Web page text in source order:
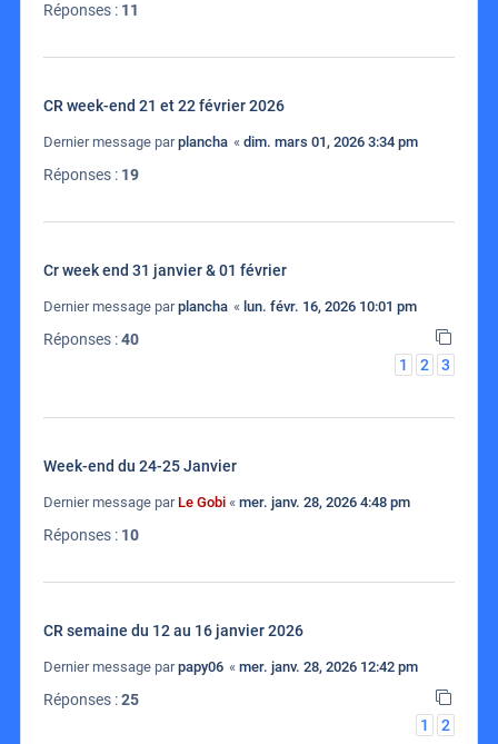
Réponses : 11
CR week-end 21 et 22 février 2026
Dernier message parplancha « dim. mars 01, 2026 3:34 pm
Réponses : 19
Cr week end 31 janvier & 01 février
Dernier message parplancha « lun. févr. 16, 2026 10:01 pm
Réponses :40
1
2 3
Week-end du 24-25 Janvier
Dernier message par Le Gobi « mer. janv. 28, 2026 4:48 pm
Réponses : 10
CR semaine du 12 au 16 janvier 2026
Dernier message parpapy06 « mer. janv. 28, 2026 12:42 pm
Réponses :25
1
2